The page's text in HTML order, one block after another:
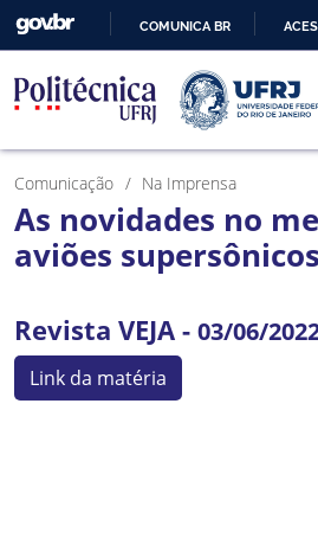
PARA
O
COMUNICA BR
Comunicação Na Imprensa
As novidades no
aviões supersônicos
Revista VEJA - 03/06/
Link da matéria